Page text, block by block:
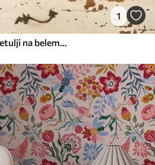
1
Tanke veje s cvetjem in metulji na belem ozadju